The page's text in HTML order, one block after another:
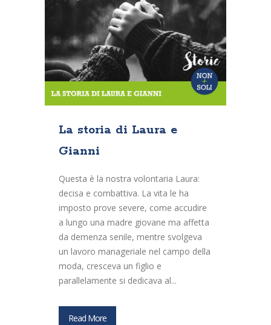
La storia di Laura e
Gianni
Questa è la nostra volontaria Laura:
decisa e combattiva. La vita le ha
imposto prove severe, come accudire
a lungo una madre giovane ma affetta
da demenza senile, mentre svolgeva
un lavoro manageriale nel campo della
moda, cresceva un figlio e
parallelamente si dedicava al...
Read More